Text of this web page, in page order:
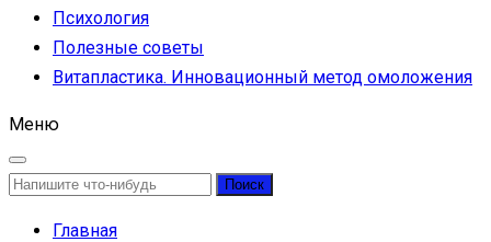
Психология
Полезные советы
Витапластика. Инновационный метод омоложения
Меню
Найти:
Главная